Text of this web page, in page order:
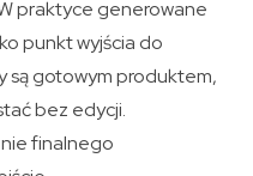
praktyce generowane
punkt wyjścia do
są gotowym produktem,
bez edycji.
finalnego